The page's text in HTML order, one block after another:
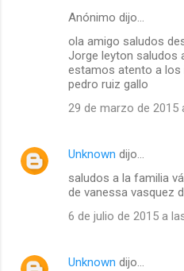
Anónimo dijo…
ola amigo saludos
Jorge leyton saludos
estamos atento a los
pedro ruiz gallo
29 de marzo de 2015
Unknown dijo…
saludos a la familia
de vanessa vasquez
6 de julio de 2015 a
Unknown dijo…